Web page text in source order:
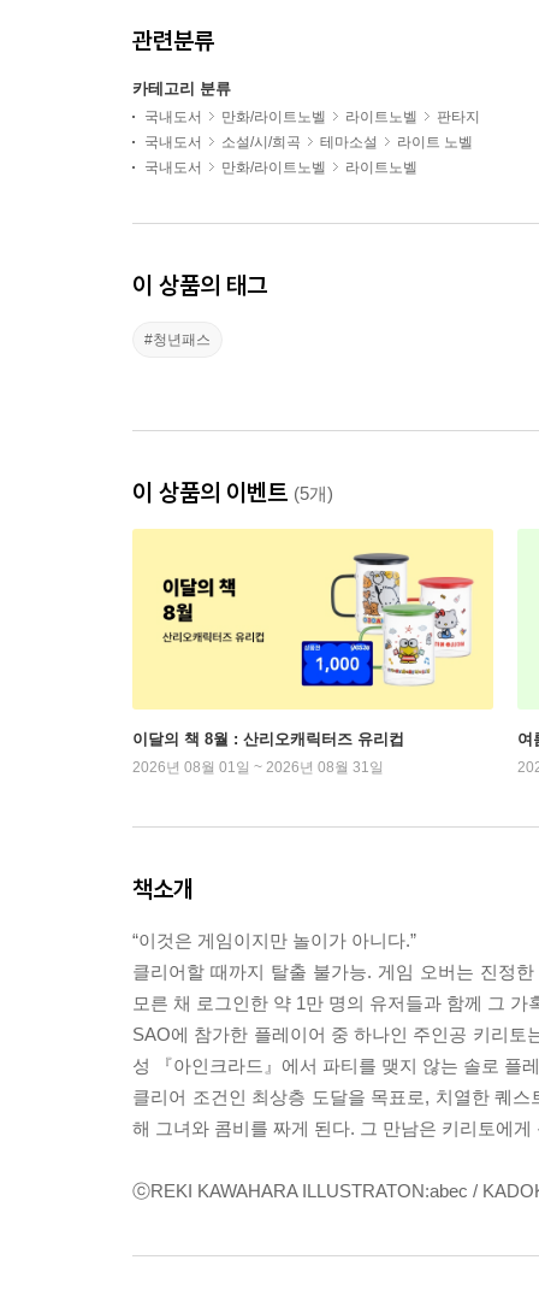
관련분류
카테고리 분류
국내도서 만화/라이트노벨 라이트노벨
판타지
국내도서
소설/시/희곡 테마소설
라이트 노벨
국내도서
만화/라이트노벨 라이트노벨
이 상품의 태그
#청년패스
이 상품의 이벤트 (5개)
이달의 책 8월 : 산리오캐릭터즈 유리컵
2026년 08월 01일 ~ 2026년 08월 31일
여
책소개
“이것은 게임이지만 놀이가 아니다.”
클리어할 때까지 탈출 불가능. 게임 오버는 진정
모른 채 로그인한 약 1만 명의 유저들과 함께 그 가
SAO에 참가한 플레이어 중 하나인 주인공 키리토
성 『아인크라드』에서 파티를 맺지 않는 솔로 플
클리어 조건인 최상층 도달을 목표로, 치열한 퀘
해 그녀와 콤비를 짜게 된다. 그 만남은 키리토에
ⓒREKI KAWAHARA ILLUSTRATON:abec /